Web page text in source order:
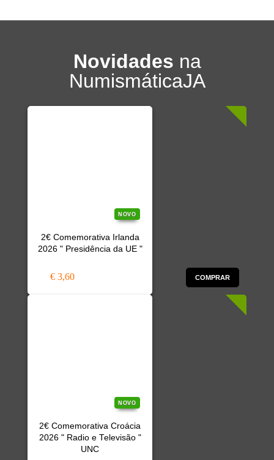
Novidades na
NumismáticaJA
NOVO
2€ Comemorativa Irlanda
2026 " Presidência da UE "
€ 3,60 COMPRAR
NOVO
2€ Comemorativa Croácia
2026 " Radio e Televisão "
UNC